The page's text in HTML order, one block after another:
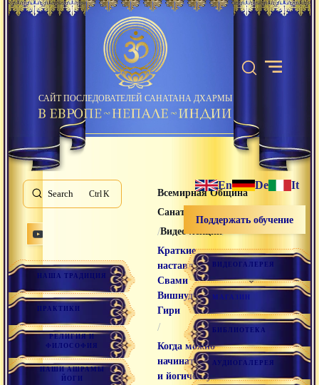
САЙТ ПОСЛЕДОВАТЕЛЕЙ САНАТАНА ДХАРМЫ
Search K
НАША ТРАДИЦИЯ
ПРАКТИКИ
РЕЛИГИЯ И
ФИЛОСОФИЯ
НАШИ АШРАМЫ
ЙОГИ
Всемирная Община
Санатана Дхармы
/Видео лекции/
Краткие
наставления
Свами
Вишнудевананда
Гири
/
Когда можно
начинать тапасью
и йогическую
En De It
Поддержать обучение
ВИДЕОГАЛЕРЕЯ
МАГАЗИН
БИБЛИОТЕКА
АУДИОГАЛЕРЕЯ